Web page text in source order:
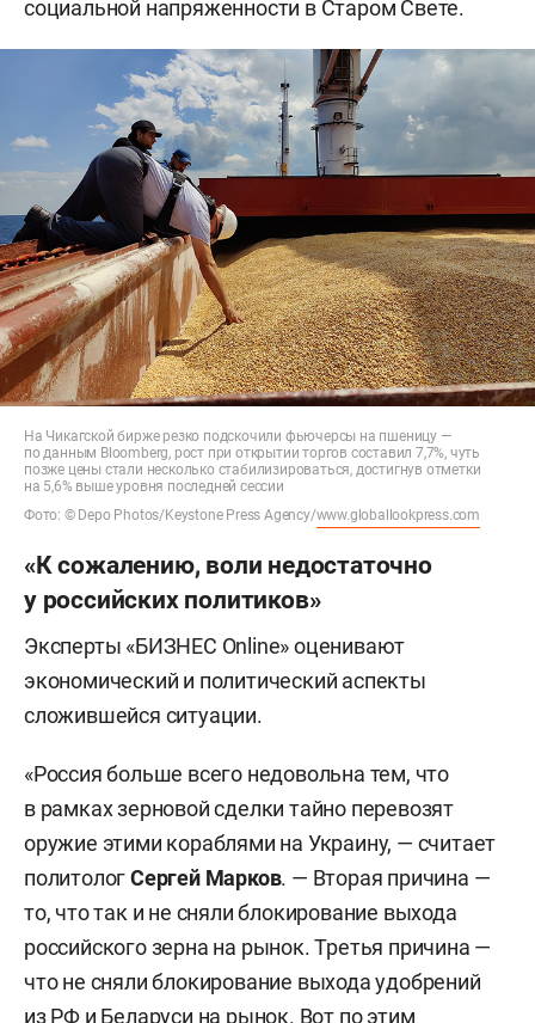
социальной напряженности в Старом Свете.
На Чикагской бирже резко подскочили фьючерсы на пшеницу —
по данным Bloomberg, рост при открытии торгов составил 7,7%, чуть
позже цены стали несколько стабилизироваться, достигнув отметки
на 5,6% выше уровня последней сессии
Фото: © Depo Photos/Keystone Press Agency/www.globallookpress.com
«К сожалению, воли недостаточно
у российских политиков»
Эксперты «БИЗНЕС Online» оценивают
экономический и политический аспекты
сложившейся ситуации.
«Россия больше всего недовольна тем, что
в рамках зерновой сделки тайно перевозят
оружие этими кораблями на Украину, — считает
политологСергей Марков. — Вторая причина —
то, что так и не сняли блокирование выхода
российского зерна на рынок. Третья причина —
что не сняли блокирование выхода удобрений
из РФ и Беларуси на рынок. Вот по этим